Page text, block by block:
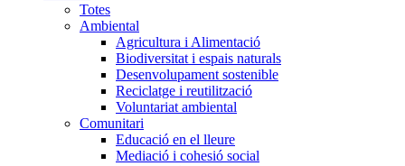
principal
Totes
Ambiental
Agricultura i Alimentació
Biodiversitat i espais naturals
Desenvolupament sostenible
Reciclatge i reutilització
Voluntariat ambiental
Comunitari
Educació en el lleure
Mediació i cohesió social